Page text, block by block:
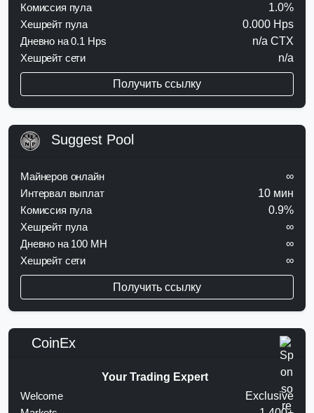
Комиссия пула
1.0%
Хешрейт пула
0.000 Hps
Дневно на 0.1 Hps
n/a CTX
Хешрейт сети
n/a
Получить ссылку
Suggest Pool
Майнеров онлайн
∞
Интервал выплат
10 мин
Комиссия пула
0.9%
Хешрейт пула
∞
Дневно на 100 MH
∞
Хешрейт сети
∞
Получить ссылку
CoinEx
Your Trading Expert
Welcome
Exclusive